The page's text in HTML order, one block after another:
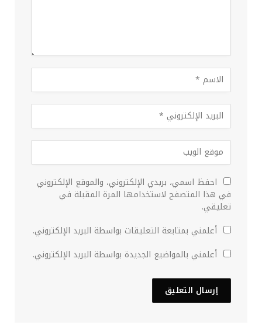
احفظ اسمي، بريدي الإلكتروني، والموقع الإلكتروني
في هذا المتصفح لاستخدامها المرة المقبلة في
تعليقي.
أعلمني بمتابعة التعليقات بواسطة البريد الإلكتروني.
أعلمني بالمواضيع الجديدة بواسطة البريد الإلكتروني.